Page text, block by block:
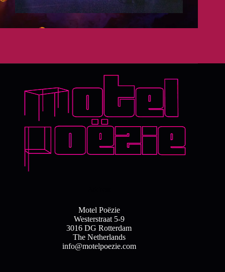
Motel Poëzie
Westerstraat 5-9
3016 DG Rotterdam
The Netherlands
info@motelpoezie.com